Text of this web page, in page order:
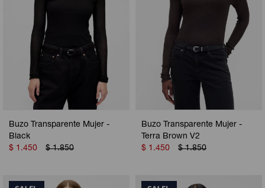
Buzo Transparente Mujer -
Black
$ 1.450 $ 1.850
Buzo Transparente Mujer -
Terra Brown V2
$ 1.450 $ 1.850